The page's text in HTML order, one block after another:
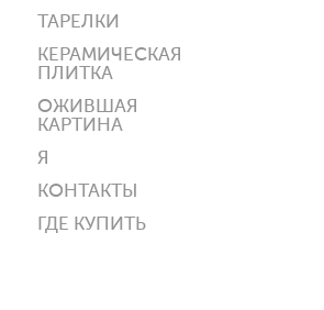
ТАРЕЛКИ
КЕРАМИЧЕСКАЯ
ПЛИТКА
ОЖИВШАЯ
КАРТИНА
Я
КОНТАКТЫ
ГДЕ КУПИТЬ